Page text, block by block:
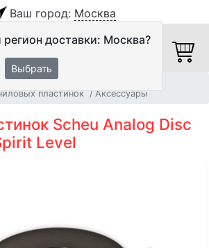
Ваш город: Москва
доставки: Москва?
Выбрать
пластинок
Аксессуары
Scheu Analog Disc
Level